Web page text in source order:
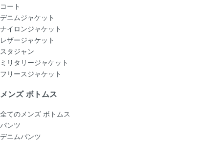
コート
デニムジャケット
ナイロンジャケット
レザージャケット
スタジャン
ミリタリージャケット
フリースジャケット
メンズ ボトムス
全てのメンズ ボトムス
パンツ
デニムパンツ